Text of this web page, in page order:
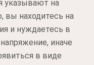
указывают на
вы находитесь на
и нуждаетесь в
иначе
в виде